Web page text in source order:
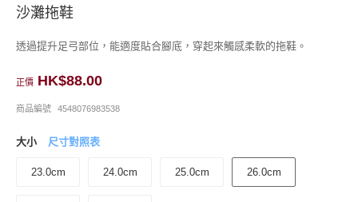
沙灘拖鞋
透過提升足弓部位，能適度貼合腳底，穿起來觸感柔軟的拖鞋。
正價 HK$88.00
商品編號 4548076983538
大小 尺寸對照表
23.0cm 24.0cm 25.0cm 26.0cm